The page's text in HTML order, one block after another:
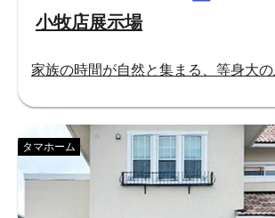
小牧店展示場
家族の時間が自然と集まる、等身大
タマホーム